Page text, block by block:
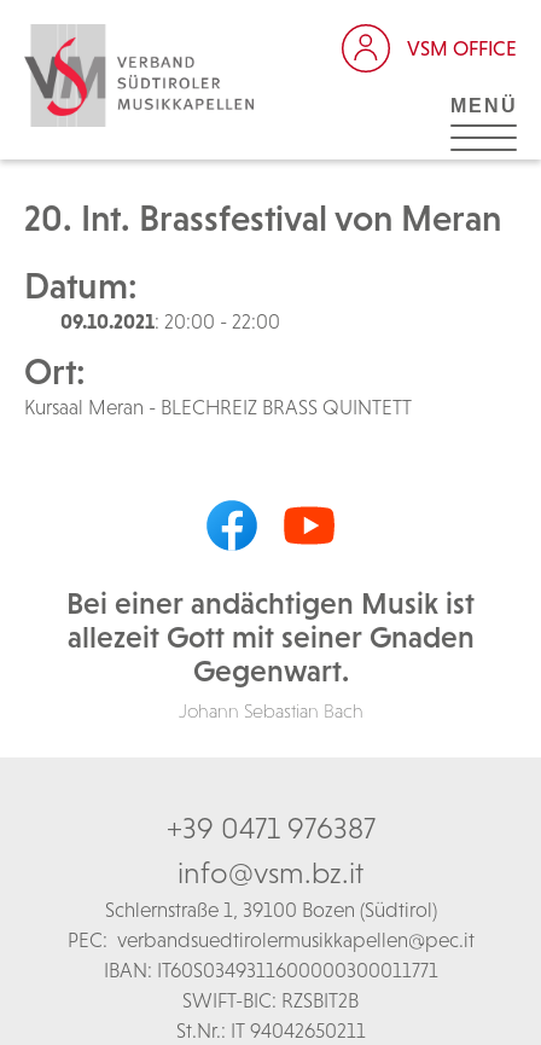
VSM OFFICE
MENÜ
20. Int. Brassfestival von Meran
Datum:
09.10.2021: 20:00 - 22:00
Ort:
Kursaal Meran - BLECHREIZ BRASS QUINTETT
Bei einer andächtigen Musik ist
allezeit Gott mit seiner Gnaden
Gegenwart.
Johann Sebastian Bach
+39 0471 976387
info@vsm.bz.it
Schlernstraße 1, 39100 Bozen (Südtirol)
PEC: verbandsuedtirolermusikkapellen@pec.it
IBAN: IT60S0349311600000300011771
SWIFT-BIC: RZSBIT2B
St.Nr.: IT 94042650211